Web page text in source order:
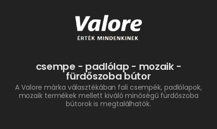
csempe - padlólap - mozaik -
fürdőszoba bútor
A Valore márka választékában fali csempék, padlólapok,
mozaik termékek mellett kiváló minőségű fürdőszoba
bútorok is megtalálhatók.